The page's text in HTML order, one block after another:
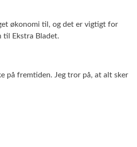
økonomi til, og det er vigtigt for
til Ekstra Bladet.
på fremtiden. Jeg tror på, at alt sker